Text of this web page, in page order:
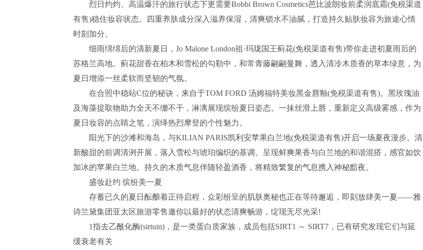
烈日灼灼、高温爆汗的旅行状态下更需要Bobbi Brown Cosmetics芭比波朗妆前柔润底霜(免税渠道
有售)稳住妆容状态。四重养肤成分深入滋养保湿，清爽锁水不油腻，打造持久贴肤妆容为旅途心情
时刻加分。
细雨绵绵后的清新夏日，Jo Malone London祖·玛珑国王蓟花(免税渠道有售)带你走进初夏雨后的
苏格兰高地。蓟花甜香在柏木和雪松的勾勒中，和常青藤翩翩曼舞，透入清冷木质香的草本绿意，为
夏日增添一丝柔软而坚韧的气氛。
在合照中稳站C位的秘诀，来自于TOM FORD 汤姆福特美妆黑金唇釉(免税渠道有售)。黑玫瑰油
及海藻提取物助力全天不绷不干，淋漓展现缤纷夏日姿态。一抹丝滑上唇，重新定义高级雾感，作为
夏日妆容的点睛之笔，演绎热烈摩登的个性魅力。
阳光下的沙滩和海岛，与KILIAN PARIS凯利安苹果白兰地(免税渠道有售)开启一场夏夜漫步。清
新酸甜的前调清洌开展，落入雪松与琥珀编织的基调。呈现鲜爽果香与白兰地的和谐混搭，感官如饮
加冰的苹果白兰地。持久的木质气息伴随轻盈酒香，将精致繁复的气息携入神秘黯夜。
盛妆赴约 缤纷美一夏
存蓄已久的夏日酝酿着正待启程，众彩纷呈的肌肤奥秘也正在等待邂逅，即刻放肆美一夏——雅
诗兰黛集团亚太区旅游零售邀你以最好的状态清爽畅游，绽现无尽光采!
1指去乙酰化酶(sirtuin)，是一类蛋白质家族，成员包括SIRT1 ～ SIRT7，已有研究发现它们与延
缓衰老有关